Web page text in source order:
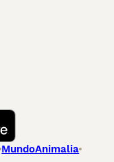
MundoAnimalia